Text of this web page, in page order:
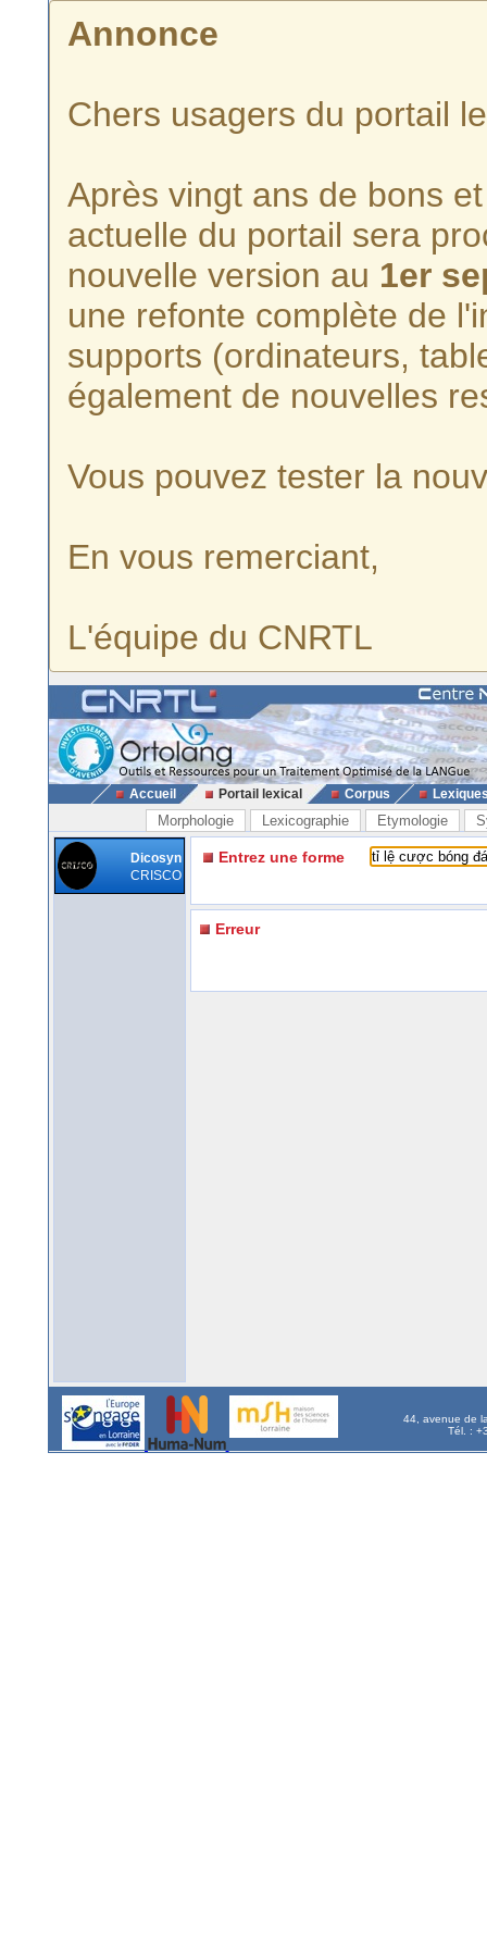
Annonce
Chers usagers du portail
Après vingt ans de bons
actuelle du portail sera
nouvelle version au 1er
une refonte complète de
supports (ordinateurs,
également de nouvelles
Vous pouvez tester la
En vous remerciant,
L'équipe du CNRTL
Accueil Portail lexical Corpus
Morphologie Lexicographie Etymologie
Dicosyn
CRISCO
Entrez une forme
Erreur
44, avenue de
Tél. :